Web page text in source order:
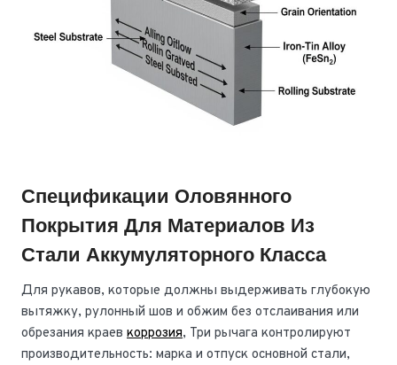
Спецификации Оловянного
Покрытия Для Материалов Из
Стали Аккумуляторного Класса
Для рукавов, которые должны выдерживать глубокую
вытяжку, рулонный шов и обжим без отслаивания или
обрезания краев коррозия, Три рычага контролируют
производительность: марка и отпуск основной стали,